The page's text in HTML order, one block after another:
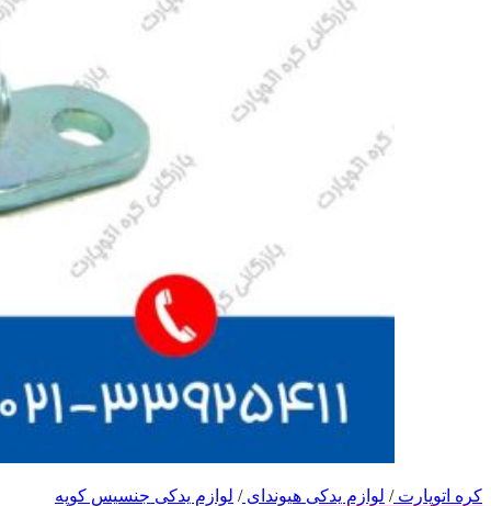
کره اتوپارت/ لوازم یدکی هیوندای/ لوازم یدکی جنسیس کوپه